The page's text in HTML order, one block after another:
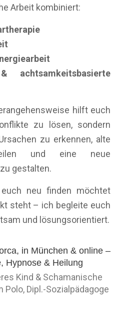
Arbeit kombiniert:
achtsamkeitsbasierte
hilft euch
zu lösen, sondern
zu erkennen, alte
und eine neue
gestalten.
neu finden möchtet
steht – ich begleite euch
und lösungsorientiert.
Kind & Schamanische
Dipl.-Sozialpädagoge